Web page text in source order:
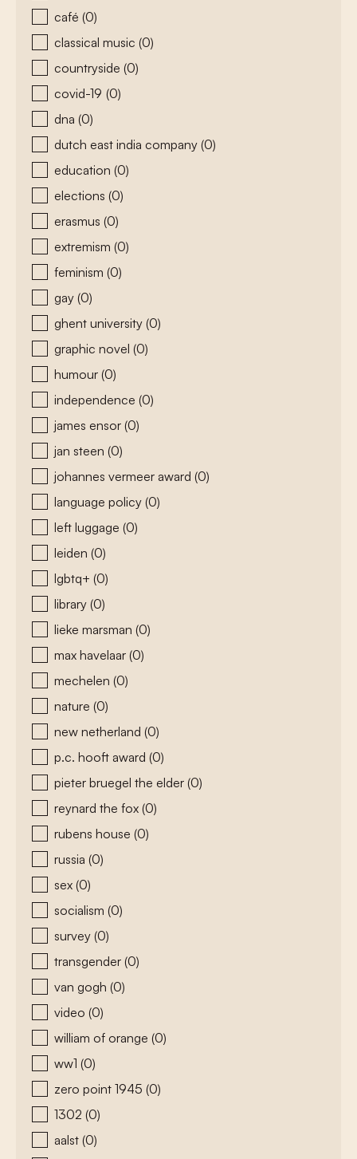
café (0)
classical music (0)
countryside (0)
covid-19 (0)
dna (0)
dutch east india company (0)
education (0)
elections (0)
erasmus (0)
extremism (0)
feminism (0)
gay (0)
ghent university (0)
graphic novel (0)
humour (0)
independence (0)
james ensor (0)
jan steen (0)
johannes vermeer award (0)
language policy (0)
left luggage (0)
leiden (0)
lgbtq+ (0)
library (0)
lieke marsman (0)
max havelaar (0)
mechelen (0)
nature (0)
new netherland (0)
p.c. hooft award (0)
pieter bruegel the elder (0)
reynard the fox (0)
rubens house (0)
russia (0)
sex (0)
socialism (0)
survey (0)
transgender (0)
van gogh (0)
video (0)
william of orange (0)
ww1 (0)
zero point 1945 (0)
1302 (0)
aalst (0)